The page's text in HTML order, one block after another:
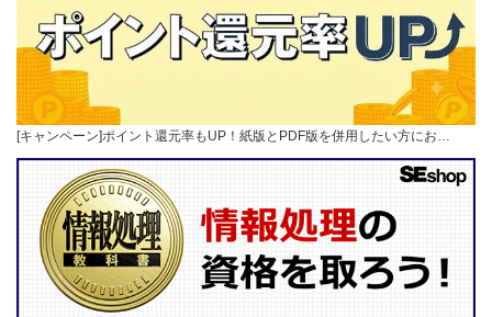
[キャンペーン]ポイント還元率もUP！紙版とPDF版を併用したい方にお…